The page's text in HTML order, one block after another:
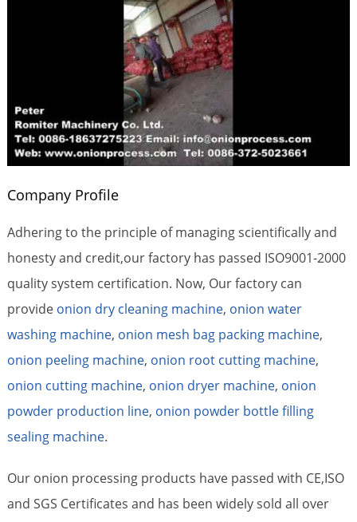
Company Profile
Adhering to the principle of managing scientifically and
honesty and credit,our factory has passed ISO9001-2000
quality system certification. Now, Our factory can
provide onion dry cleaning machine, onion water
washing machine, onion mesh bag packing machine,
onion peeling machine, onion root cutting machine,
onion cutting machine, onion dryer machine, onion
powder production line, onion powder bottle filling
sealing machine.
Our onion processing products have passed with CE,ISO
and SGS Certificates and has been widely sold all over